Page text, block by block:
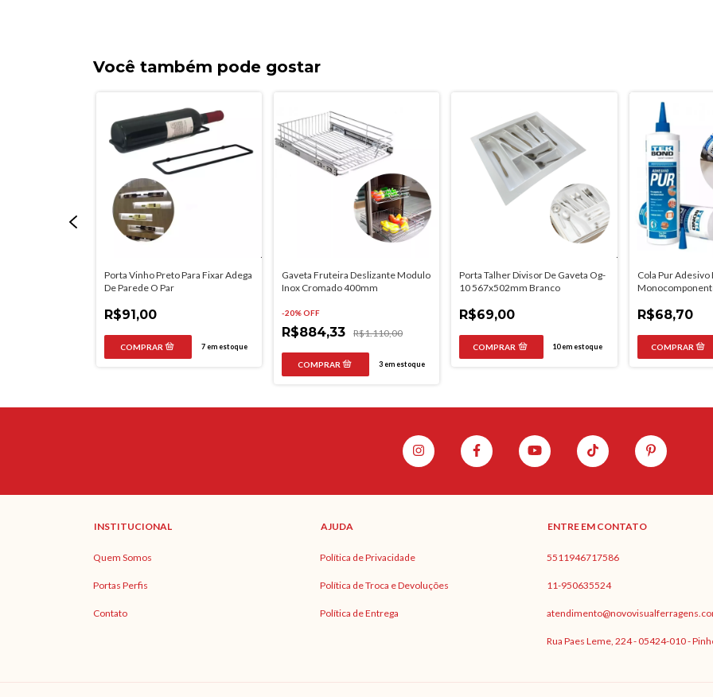
Você também pode gostar
Porta Vinho Preto Para Fixar Adega
De Parede O Par
R$91,00
7em estoque
Gaveta Fruteira Deslizante Modulo
Inox Cromado 400mm
-20% OFF
R$884,33 R$1.110,00
3em estoque
Porta Talher Divisor De Gaveta Og-
10 567x502mm Branco
R$69,00
10em estoque
Cola Pur Adesivo
R$68,70
INSTITUCIONAL
Quem Somos
Portas Perfis
Contato
AJUDA
Política de Privacidade
Política de Troca e Devoluções
Política de Entrega
ENTRE EM CONTATO
5511946717586
11-950635524
Rua Paes Leme, 224 - 05424-010 -